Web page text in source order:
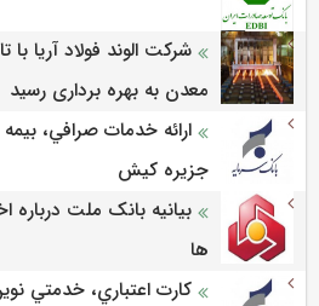
شرکت الوند فولاد آریا
معدن به بهره برداری رسید
ارائه خدمات صرافي،
جزيره كيش
بیانیه بانک ملت درباره
ها
كارت اعتباري، خدمتي